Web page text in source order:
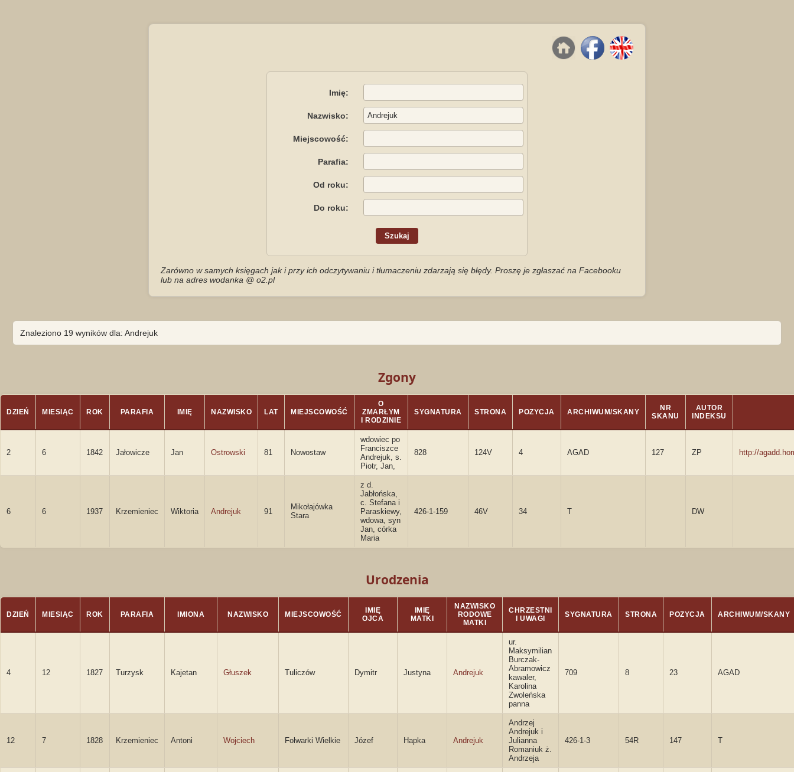
Imię:
Nazwisko:
Miejscowość:
Parafia:
Od roku:
Do roku:
Zarówno w samych księgach jak i przy ich odczytywaniu i tłumaczeniu zdarzają się błędy. Proszę je zgłaszać na Facebooku
lub na adres wodanka @ o2.pl
Znaleziono 19 wyników dla: Andrejuk
Zgony
DZIEŃ MIESIĄC ROK PARAFIA IMIĘ NAZWISKO LAT MIEJSCOWOŚĆ
O
ZMARŁYM
I RODZINIE
SYGNATURA STRONA POZYCJA ARCHIWUM/SKANY
NR
SKANU
AUTOR
INDEKSU
2 6 1842 Jałowicze Jan Ostrowski 81 Nowostaw
wdowiec po
Franciszce
Andrejuk, s.
Piotr, Jan,
828 124V 4 AGAD 127 ZP http://
6 6 1937 Krzemieniec Wiktoria Andrejuk 91
Mikołajówka
Stara
z d.
Jabłońska,
c. Stefana i
Paraskiewy,
wdowa, syn
Jan, córka
Maria
426-1-159 46V 34 T DW
Urodzenia
DZIEŃ MIESIĄC ROK PARAFIA IMIONA NAZWISKO MIEJSCOWOŚĆ
IMIĘ
OJCA
IMIĘ
MATKI
NAZWISKO
RODOWE
MATKI
CHRZESTNI
I UWAGI
SYGNATURA STRONA POZYCJA ARCHIWUM/SKANY
4 12 1827 Turzysk Kajetan Głuszek Tuliczów Dymitr Justyna Andrejuk
ur.
Maksymilian
Burczak-
Abramowicz
kawaler,
Karolina
Zwoleńska
panna
709 8 23 AGAD
12 7 1828 Krzemieniec Antoni Wojciech Folwarki Wielkie Józef Hapka Andrejuk
Andrzej
Andrejuk i
Julianna
Romaniuk ż.
Andrzeja
426-1-3 54R 147 T